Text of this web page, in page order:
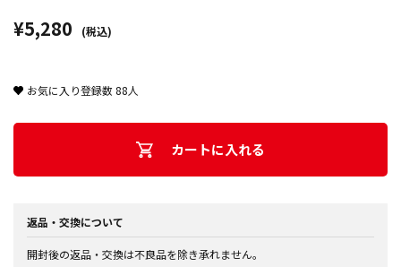
¥5,280 (税込)
お気に入り登録数 88人
カートに入れる
返品・交換について
開封後の返品・交換は不良品を除き承れません。